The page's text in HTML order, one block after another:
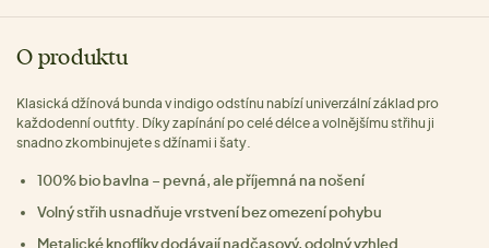
O produktu
Klasická džínová bunda v indigo odstínu nabízí univerzální základ pro
každodenní outfity. Díky zapínání po celé délce a volnějšímu střihu ji
snadno zkombinujete s džínami i šaty.
100% bio bavlna – pevná, ale příjemná na nošení
Volný střih usnadňuje vrstvení bez omezení pohybu
Metalické knoflíky dodávají nadčasový, odolný vzhled